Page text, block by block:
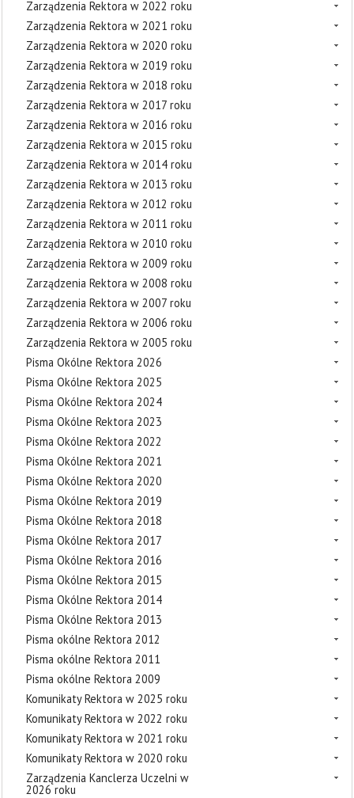
Zarządzenia Rektora w 2022 roku
Zarządzenia Rektora w 2021 roku
Zarządzenia Rektora w 2020 roku
Zarządzenia Rektora w 2019 roku
Zarządzenia Rektora w 2018 roku
Zarządzenia Rektora w 2017 roku
Zarządzenia Rektora w 2016 roku
Zarządzenia Rektora w 2015 roku
Zarządzenia Rektora w 2014 roku
Zarządzenia Rektora w 2013 roku
Zarządzenia Rektora w 2012 roku
Zarządzenia Rektora w 2011 roku
Zarządzenia Rektora w 2010 roku
Zarządzenia Rektora w 2009 roku
Zarządzenia Rektora w 2008 roku
Zarządzenia Rektora w 2007 roku
Zarządzenia Rektora w 2006 roku
Zarządzenia Rektora w 2005 roku
Pisma Okólne Rektora 2026
Pisma Okólne Rektora 2025
Pisma Okólne Rektora 2024
Pisma Okólne Rektora 2023
Pisma Okólne Rektora 2022
Pisma Okólne Rektora 2021
Pisma Okólne Rektora 2020
Pisma Okólne Rektora 2019
Pisma Okólne Rektora 2018
Pisma Okólne Rektora 2017
Pisma Okólne Rektora 2016
Pisma Okólne Rektora 2015
Pisma Okólne Rektora 2014
Pisma Okólne Rektora 2013
Pisma okólne Rektora 2012
Pisma okólne Rektora 2011
Pisma okólne Rektora 2009
Komunikaty Rektora w 2025 roku
Komunikaty Rektora w 2022 roku
Komunikaty Rektora w 2021 roku
Komunikaty Rektora w 2020 roku
Zarządzenia Kanclerza Uczelni w
2026 roku